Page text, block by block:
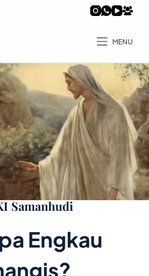
MENU
Samanhudi
Engkau